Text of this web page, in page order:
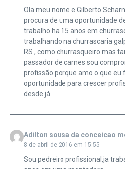
Ola meu nome e Gilberto
procura de uma oportunidade
trabalho ha 15 anos em
trabalhando na churrascaria
RS , como churrasqueiro mas
passador de carnes sou
profissão porque amo o que eu
oportunidade para crescer
desde já.
Adilton sousa da conceicao
8 de abril de 2016 em 15:55
Sou pedreiro profissional,ja